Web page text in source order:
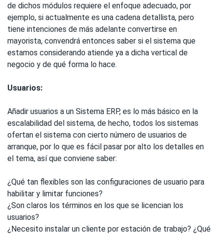
de dichos módulos requiere el enfoque adecuado, por
ejemplo, si actualmente es una cadena detallista, pero
tiene intenciones de más adelante convertirse en
mayorista, convendrá entonces saber si el sistema que
estamos considerando atiende ya a dicha vertical de
negocio y de qué forma lo hace.
Usuarios:
Añadir usuarios a un Sistema ERP, es lo más básico en la
escalabilidad del sistema, de hecho, todos los sistemas
ofertan el sistema con cierto número de usuarios de
arranque, por lo que es fácil pasar por alto los detalles en
el tema, así que conviene saber:
¿Qué tan flexibles son las configuraciones de usuario para
habilitar y limitar funciones?
¿Son claros los términos en los que se licencian los
usuarios?
¿Necesito instalar un cliente por estación de trabajo? ¿Qué